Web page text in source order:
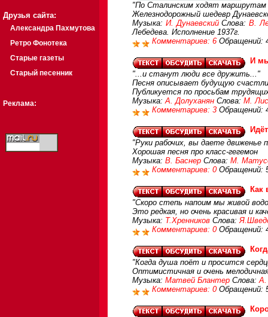
Друзья сайта:
Александра Пахмутова
Ретро Фонотека
Старые газеты
Старый песенник
Реклама:
"По Сталинским ходят маршрутам
Железнодорожный шедевр
Музыка: И. ДунаевскийСлова:В.
Лебедева. Исполнение 1937г.
Комментариев: 6 Обращений:
И
"...и станут люди все дружить..."
Песня описывает будущую
Публикуется по просьбам
Музыка:А. Долуханян Слова: М.
Комментариев: 3 Обращений:
"Руки рабочих, вы даете движенье
Хорошая песня про класс-гегемон
Музыка: В. Баснер Слова: М.
Комментариев: 0 Обращений:
Как
"Скоро степь напоим мы живой
Это редкая, но очень красивая и
Музыка: Т.Хренников Слова:
Комментариев: 0 Обращений:
"Когда душа поёт и просится
Оптимистичная и очень
Музыка: Матвей Блантер Слова:А.
Комментариев: 0 Обращений: